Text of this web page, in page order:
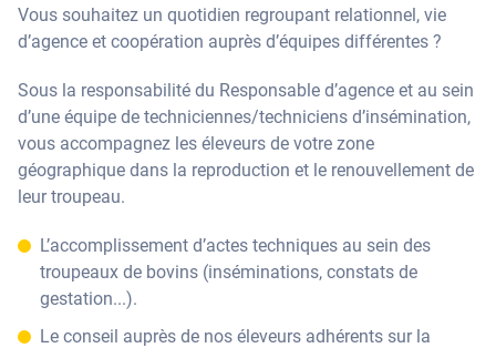
Vous souhaitez un quotidien regroupant relationnel, vie
d’agence et coopération auprès d’équipes différentes ?
Sous la responsabilité du Responsable d’agence et au sein
d’une équipe de techniciennes/techniciens d’insémination,
vous accompagnez les éleveurs de votre zone
géographique dans la reproduction et le renouvellement de
leur troupeau.
L’accomplissement d’actes techniques au sein des
troupeaux de bovins (inséminations, constats de
gestation...).
Le conseil auprès de nos éleveurs adhérents sur la